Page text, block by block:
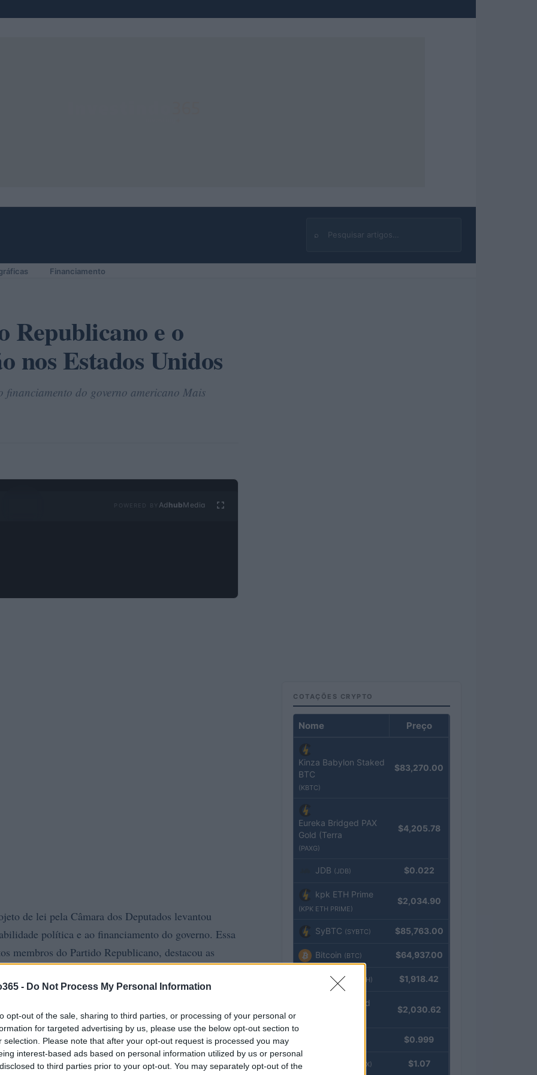
- Do Not Process My Personal Information
opt-out of the sale, sharing to third parties, or processing of your personal or
for targeted advertising by us, please use the below opt-out section to
selection. Please note that after your opt-out request is processed you may
interest-based ads based on personal information utilized by us or personal
to third parties prior to your opt-out. You may separately opt-out of the
⌕
Buscar
Financiamento
Republicano e o
nos Estados Unidos
financiamento do governo americano Mais
Ad hubMedia
de lei pela Câmara dos Deputados levantou
política e ao financiamento do governo. Essa
membros do Partido Republicano, destacou as
no próximo ano, quando o partido
A situação é particularmente crítica, pois o
a temporada de Natal, época em que muitas
COTAÇÕES CRYPTO
Nome Preço
Kinza Babylon Staked
BTC
(KBTC)
$83,270.00
Eureka Bridged PAX
Gold (Terra
(PAXG)
$4,205.78
JDB (JDB) $0.022
kpk ETH Prime
(KPK ETH PRIME)
$2,034.90
SyBTC (SYBTC) $85,763.00
Bitcoin (BTC) $64,937.00
Ethereum (ETH) $1,918.42
kpk ETH Yield
$2,030.62
$0.999
(USDEX) $1.07